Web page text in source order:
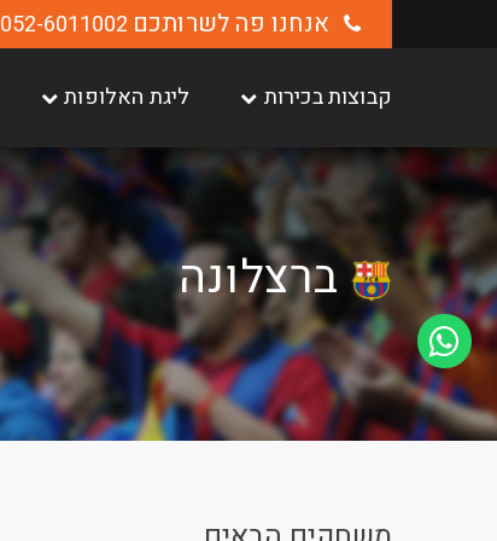
אנחנו פה לשרותכם 052-6011002
קבוצות בכירות ליגת האלופות
ברצלונה